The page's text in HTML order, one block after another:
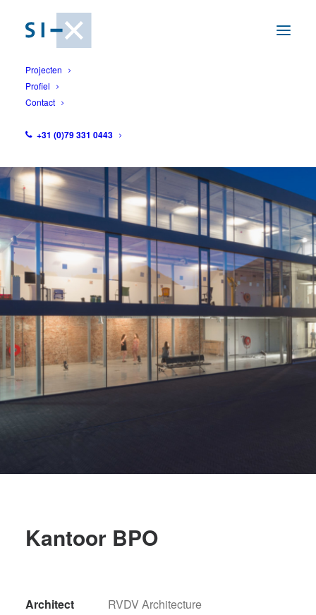
Projecten
Profiel
Contact
+31 (0)79 331 0443
Kantoor BPO
Architect
RVDV Architecture